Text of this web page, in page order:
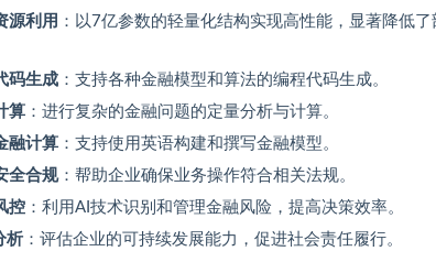
源利用 ：以7亿参数的轻量化结构实现高性能，显著降低
码生成 ：支持各种金融模型和算法的编程代码生成。
算 ：进行复杂的金融问题的定量分析与计算。
融计算 ：支持使用英语构建和撰写金融模型。
全合规：帮助企业确保业务操作符合相关法规。
控 ：利用AI技术识别和管理金融风险，提高决策效率。
析 ：评估企业的可持续发展能力，促进社会责任履行。